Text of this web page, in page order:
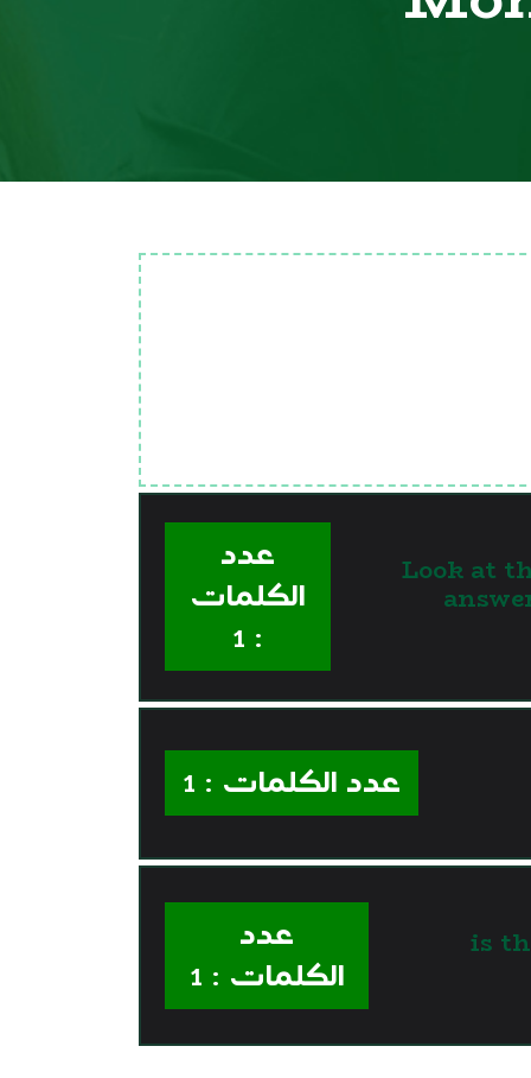
Look at
عدد
الكلمات
: 1
عدد الكلمات : 1
3.
عدد
الكلمات : 1